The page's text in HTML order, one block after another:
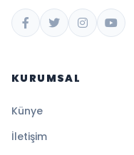
KURUMSAL
Künye
İletişim